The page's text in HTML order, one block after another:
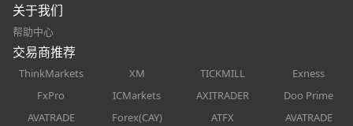
关于我们
帮助中心
交易商推荐
ThinkMarkets XM TICKMILL
Exness
FxPro
ICMarkets AXITRADER
Doo Prime
AVATRADE
Forex(CAY) ATFX
AVATRADE